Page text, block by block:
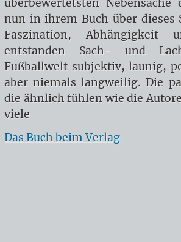
überbewertetsten
nun in ihrem Buch über dieses
Faszination, Abhängigkeit
entstanden Sach- und
Fußballwelt subjektiv, launig,
aber niemals langweilig. Die
die ähnlich fühlen wie die
viele
Das Buch beim Verlag